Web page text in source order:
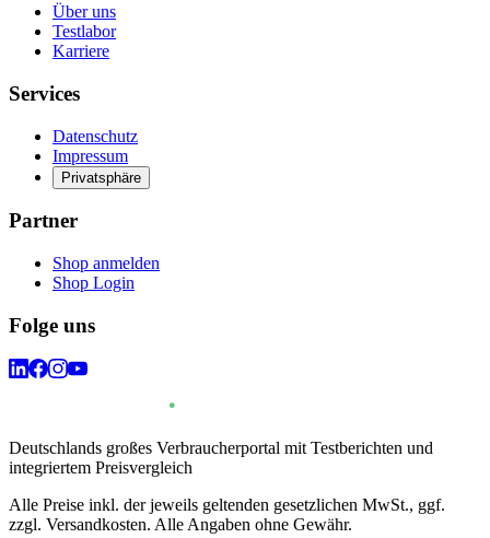
Über uns
Testlabor
Karriere
Services
Datenschutz
Impressum
Privatsphäre
Partner
Shop anmelden
Shop Login
Folge uns
Deutschlands großes Verbraucherportal mit Testberichten und
integriertem Preisvergleich
Alle Preise inkl. der jeweils geltenden gesetzlichen MwSt., ggf.
zzgl. Versandkosten. Alle Angaben ohne Gewähr.